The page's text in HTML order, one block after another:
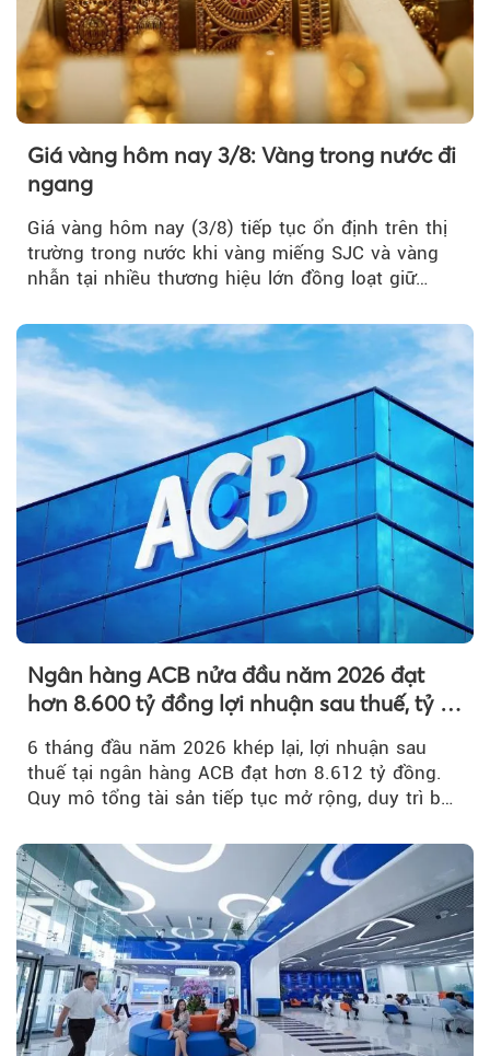
Giá vàng hôm nay 3/8: Vàng trong nước đi
ngang
Giá vàng hôm nay (3/8) tiếp tục ổn định trên thị
trường trong nước khi vàng miếng SJC và vàng
nhẫn tại nhiều thương hiệu lớn đồng loạt giữ
Ngân hàng ACB nửa đầu năm 2026 đạt
hơn 8.600 tỷ đồng lợi nhuận sau thuế, tỷ lệ
nợ xấu thấp nhất ngành
6 tháng đầu năm 2026 khép lại, lợi nhuận sau
thuế tại ngân hàng ACB đạt hơn 8.612 tỷ đồng.
Quy mô tổng tài sản tiếp tục mở rộng, duy trì bộ